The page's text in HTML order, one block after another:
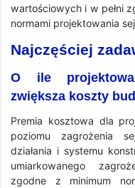
wartościowych i w pełni
normami projektowania
Najczęściej
O ile
zwiększa koszty
Premia kosztowa dla
poziomu zagrożenia
działania i systemu
umiarkowanego
zgodne z minimum